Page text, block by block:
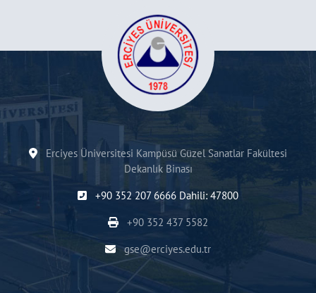
Erciyes Üniversitesi Kampüsü Güzel Sanatlar Fakültesi
Dekanlık Binası
+90 352 207 6666 Dahili: 47800
+90 352 437 5582
gse@erciyes.edu.tr